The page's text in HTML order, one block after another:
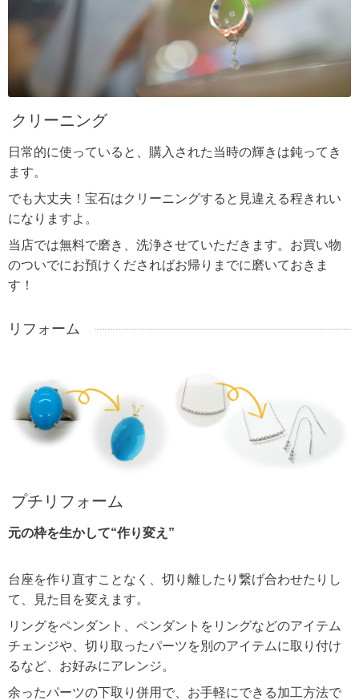
クリーニング
日常的に使っていると、購入された当時の輝きは鈍ってき
ます。
でも大丈夫！宝石はクリーニングすると見違える程きれい
になりますよ。
当店では無料で磨き、洗浄させていただきます。お買い物
のついでにお預けくださればお帰りまでに磨いておきま
す！
リフォーム
プチリフォーム
元の枠を生かして“作り変え”
台座を作り直すことなく、切り離したり繋げ合わせたりし
て、見た目を変えます。
リングをペンダント、ペンダントをリングなどのアイテム
チェンジや、切り取ったパーツを別のアイテムに取り付け
るなど、お好みにアレンジ。
余ったパーツの下取り併用で、お手軽にできる加工方法で